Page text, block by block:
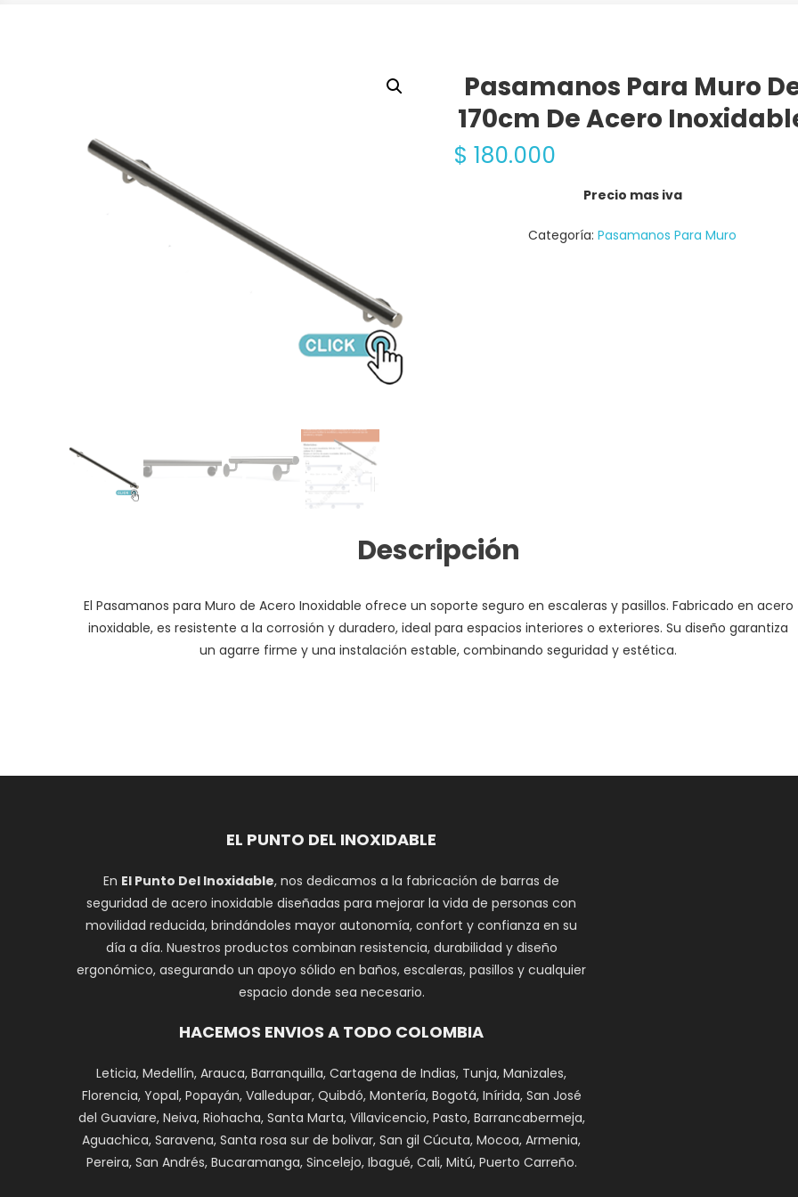
Pasamanos Para Muro
170cm De Acero
$ 180.000
Precio mas iva
Categoría:Pasamanos Para Muro
Descripción
El Pasamanos para Muro de Acero Inoxidable ofrece un soporte seguro en escaleras y pasillos. Fabricado en acero
inoxidable, es resistente a la corrosión y duradero, ideal para espacios interiores o exteriores. Su diseño garantiza
un agarre firme y una instalación estable, combinando seguridad y estética.
EL PUNTO DEL INOXIDABLE
En El Punto Del Inoxidable, nos dedicamos a la fabricación de barras de
seguridad de acero inoxidable diseñadas para mejorar la vida de personas con
movilidad reducida, brindándoles mayor autonomía, confort y confianza en su
día a día. Nuestros productos combinan resistencia, durabilidad y diseño
ergonómico, asegurando un apoyo sólido en baños, escaleras, pasillos y cualquier
espacio donde sea necesario.
HACEMOS ENVIOS A TODO COLOMBIA
Leticia, Medellín, Arauca, Barranquilla, Cartagena de Indias, Tunja, Manizales,
Florencia, Yopal, Popayán, Valledupar, Quibdó, Montería, Bogotá, Inírida, San José
del Guaviare, Neiva, Riohacha, Santa Marta, Villavicencio, Pasto, Barrancabermeja,
Aguachica, Saravena, Santa rosa sur de bolivar, San gil Cúcuta, Mocoa, Armenia,
Pereira, San Andrés, Bucaramanga, Sincelejo, Ibagué, Cali, Mitú, Puerto Carreño.